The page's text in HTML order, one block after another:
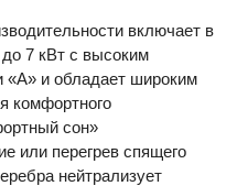
включает в
7 кВт с высоким
«А» и обладает широким
комфортного
сон»
или перегрев спящего
нейтрализует